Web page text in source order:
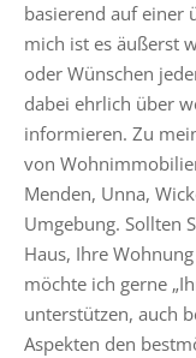
basierend auf einer
mich ist es äußerst
oder Wünschen
dabei ehrlich über
informieren. Zu
von
Menden, Unna,
Umgebung. Sollten
Haus, Ihre
möchte ich gerne
unterstützen, auch
Aspekten den